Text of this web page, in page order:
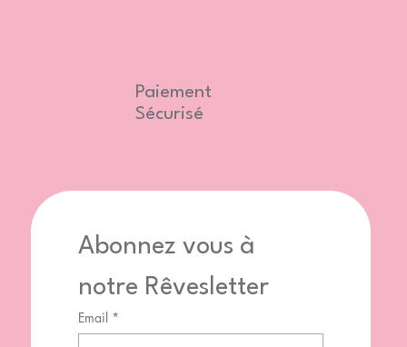
Abonnez vous à
notre Rêvesletter
Email *
Paiement
Sécurisé